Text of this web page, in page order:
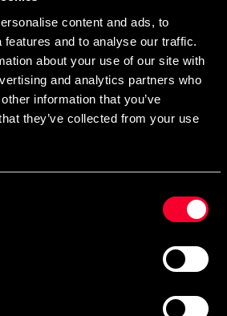
content and ads, to
features and to analyse our traffic.
about your use of our site with
and analytics partners who
information that you’ve
they’ve collected from your use
nyhedsbrev accepterer du vores